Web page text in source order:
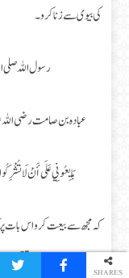
کی بیوی سے زنا کرو۔
رسول اللہ صلی
عبادہ بن صامت رضی اللہ
بَايِعُونِي عَلَى أَنْ لَا
کہ مجھ سے بیعت کرو اس بات
نہ کرو گے، اپنی اولاد کو قتل نہ
SHARES